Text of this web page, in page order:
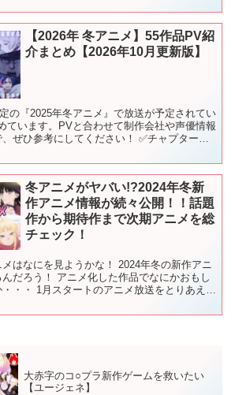
【2026年 冬アニメ】55作品PV紹
介まとめ【2026年10月更新版】
の『2025年冬アニメ』で放送が予定されてい
ています。PVと合わせて制作会社や声優情報
ぜひ参考にしてください！ ✅チャプターリ
冬アニメがヤバい!?2024年冬新
作アニメ情報が続々公開！！話題
作から期待作まで次期アニメを総
チェック！
はなにを見ようかな！ 2024年冬の新作アニ
だろう！ アニメ化した作品でなにかおもし
・・ 1月スタートのアニメ放送をとりあえず
大赤字のコ○プラ新作ゲームを救いたい
【ユージェネ】